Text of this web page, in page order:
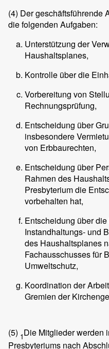
(4) Der geschäftsführende
die folgenden Aufgaben:
Unterstützung der
Haushaltsplanes,
Kontrolle über die
Vorbereitung von
Rechnungsprüfung,
Entscheidung über
insbesondere
von Erbbaurechten,
Entscheidung über
Rahmen des
Presbyterium die
vorbehalten hat,
Entscheidung über
Instandhaltungs- und
des Haushaltsplanes
Fachausschusses für
Umweltschutz,
Koordination der
Gremien der
(5) 1Die Mitglieder werden
Presbyteriums nach